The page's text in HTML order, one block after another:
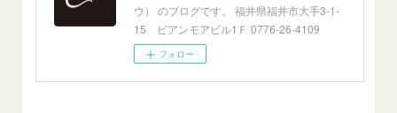
ウ） のブログです。 福井県福井市大手3-1-
15 ビアンモアビル1Ｆ 0776-26-4109
フォロー